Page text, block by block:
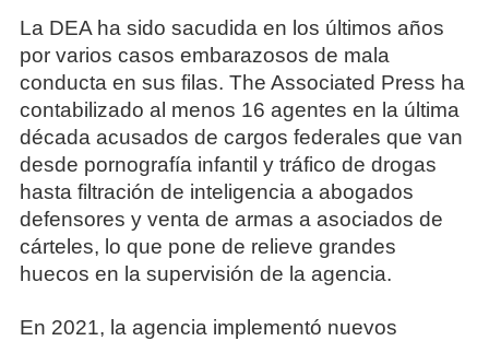
La DEA ha sido sacudida en los últimos años
por varios casos embarazosos de mala
conducta en sus filas. The Associated Press ha
contabilizado al menos 16 agentes en la última
década acusados de cargos federales que van
desde pornografía infantil y tráfico de drogas
hasta filtración de inteligencia a abogados
defensores y venta de armas a asociados de
cárteles, lo que pone de relieve grandes
huecos en la supervisión de la agencia.
En 2021, la agencia implementó nuevos